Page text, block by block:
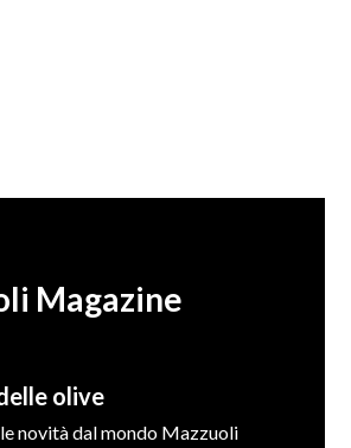
Magazine
olive
novità dal mondo Mazzuoli